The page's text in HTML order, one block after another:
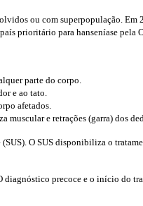
ou com superpopulação.
prioritário para hanseníase pela
parte do corpo.
e ao tato.
afetados.
muscular e retrações (garra) dos
O SUS disponibiliza o
precoce e o início do